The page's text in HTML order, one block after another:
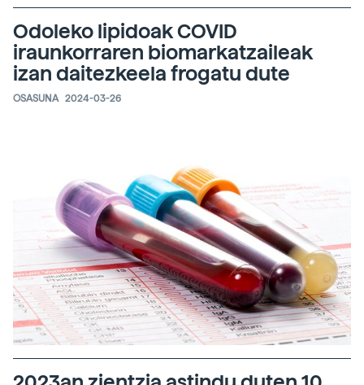
Odoleko lipidoak COVID
iraunkorraren biomarkatzaileak
izan daitezkeela frogatu dute
OSASUNA 2024-03-26